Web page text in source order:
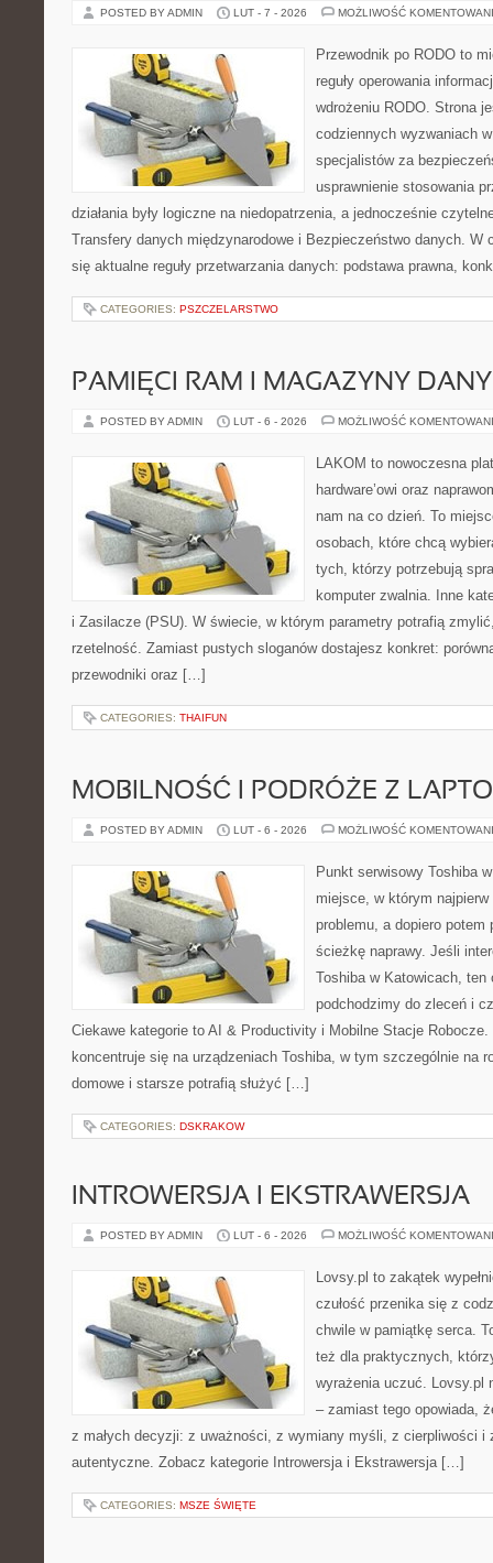
POSTED BY ADMIN LUT - 7 - 2026 MOŻLIWOŚĆ
Przewodnik po RODO to
reguły operowania
wdrożeniu RODO. Strona
codziennych wyzwaniach
specjalistów za
usprawnienie stosowania
działania były logiczne na niedopatrzenia, a jednocześnie
Transfery danych międzynarodowe i Bezpieczeństwo danych. W
się aktualne reguły przetwarzania danych: podstawa prawna,
CATEGORIES: PSZCZELARSTWO
PAMIĘCI RAM I MAGAZYNY
POSTED BY ADMIN LUT - 6 - 2026 MOŻLIWOŚĆ
LAKOM to nowoczesna
hardware’owi oraz
nam na co dzień. To
osobach, które chcą
tych, którzy potrzebują
komputer zwalnia. Inne
i Zasilacze (PSU). W świecie, w którym parametry potrafią
rzetelność. Zamiast pustych sloganów dostajesz konkret:
przewodniki oraz […]
CATEGORIES: THAIFUN
MOBILNOŚĆ I PODRÓŻE Z
POSTED BY ADMIN LUT - 6 - 2026 MOŻLIWOŚĆ
Punkt serwisowy Toshiba
miejsce, w którym
problemu, a dopiero potem
ścieżkę naprawy. Jeśli
Toshiba w Katowicach, ten
podchodzimy do zleceń i
Ciekawe kategorie to AI & Productivity i Mobilne Stacje Robocze.
koncentruje się na urządzeniach Toshiba, w tym szczególnie na
domowe i starsze potrafią służyć […]
CATEGORIES: DSKRAKOW
INTROWERSJA I EKSTRAWERSJA
POSTED BY ADMIN LUT - 6 - 2026 MOŻLIWOŚĆ
Lovsy.pl to zakątek
czułość przenika się z
chwile w pamiątkę serca.
też dla praktycznych,
wyrażenia uczuć. Lovsy.pl
– zamiast tego opowiada,
z małych decyzji: z uważności, z wymiany myśli, z cierpliwości i
autentyczne. Zobacz kategorie Introwersja i Ekstrawersja […]
CATEGORIES: MSZE ŚWIĘTE